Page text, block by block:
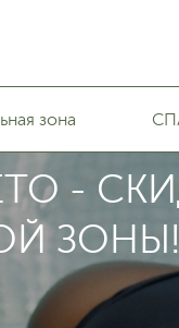
зона
-